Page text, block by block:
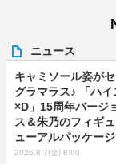
ニュース
キャミソール姿が
グラマラス♪ 「ハ
×D」15周年バージ
ス＆朱乃のフィギ
ューアルパッケージ
2026.8.7(金) 8:00